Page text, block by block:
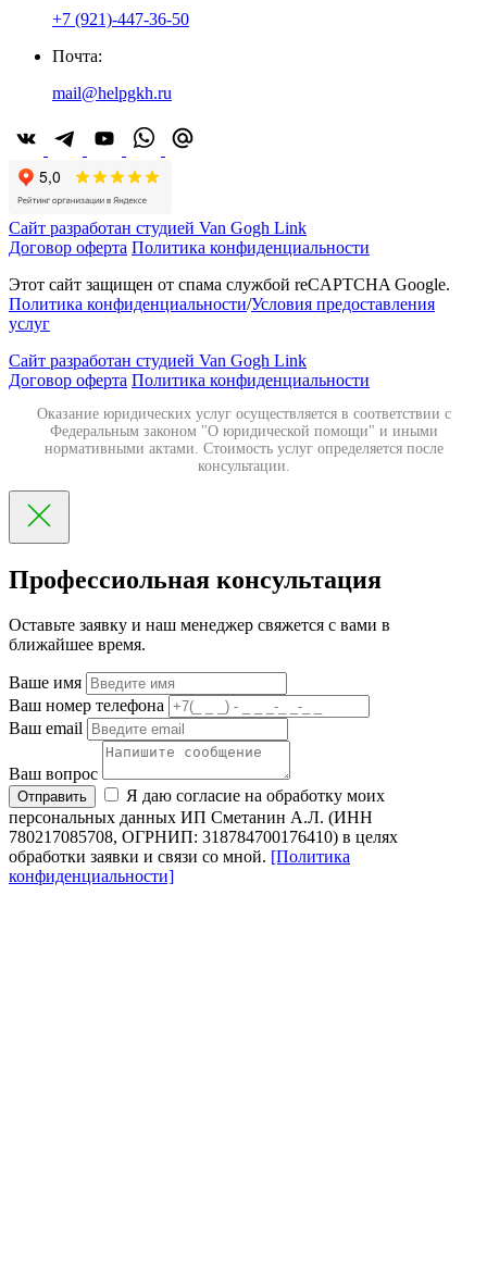
+7 (921)-447-36-50
Почта:
mail@helpgkh.ru
Сайт разработан студией Van Gogh Link
Договор оферта Политика конфиденциальности
Этот сайт защищен от спама службой reCAPTCHA Google.
Политика конфиденциальности/Условия предоставления
услуг
Сайт разработан студией Van Gogh Link
Договор оферта Политика конфиденциальности
Оказание юридических услуг осуществляется в соответствии с
Федеральным законом "О юридической помощи" и иными
нормативными актами. Стоимость услуг определяется после
консультации.
Профессиольная консультация
Оставьте заявку и наш менеджер свяжется с вами в
ближайшее время.
Ваше имя
Ваш номер телефона
Ваш email
Ваш вопрос
Отправить
Я даю согласие на обработку моих
персональных данных ИП Сметанин А.Л. (ИНН
780217085708, ОГРНИП: 318784700176410) в целях
обработки заявки и связи со мной. [Политика
конфиденциальности]